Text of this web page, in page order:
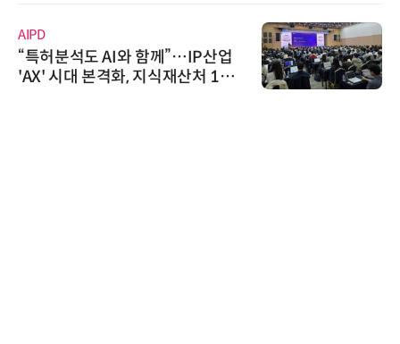
다래전략사업화센터
다래전략사업화센터, 'BIO USA
026'서 글로벌 빅파마와의 비즈